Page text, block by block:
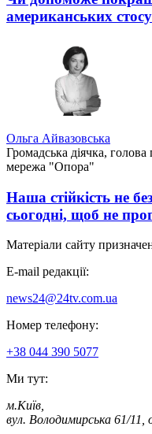
американських
Ольга Айвазовська
Громадська діячка,
мережа "Опора"
Наша стійкість не
сьогодні, щоб не
Матеріали сайту
E-mail редакції:
news24@24tv.com.ua
Номер телефону:
+38 044 390 5077
Ми тут:
м.Київ,
вул. Володимирська 61/11,